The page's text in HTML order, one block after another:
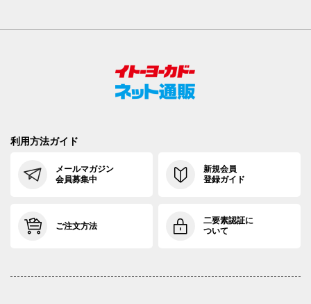
利用方法ガイド
メールマガジン
会員募集中
新規会員
登録ガイド
ご注文方法
二要素認証に
ついて